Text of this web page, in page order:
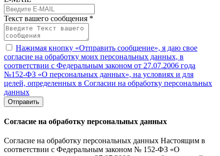
Текст вашего сообщения *
Нажимая кнопку «Отправить сообщение», я даю свое
согласие на обработку моих персональных данных, в
соответствии с Федеральным законом от 27.07.2006 года
№152-ФЗ «О персональных данных», на условиях и для
целей, определенных в Согласии на обработку персональных
данных
Отправить
Согласие на обработку персональных данных
Согласие на обработку персональных данных Настоящим в
соответствии с Федеральным законом № 152-ФЗ «О